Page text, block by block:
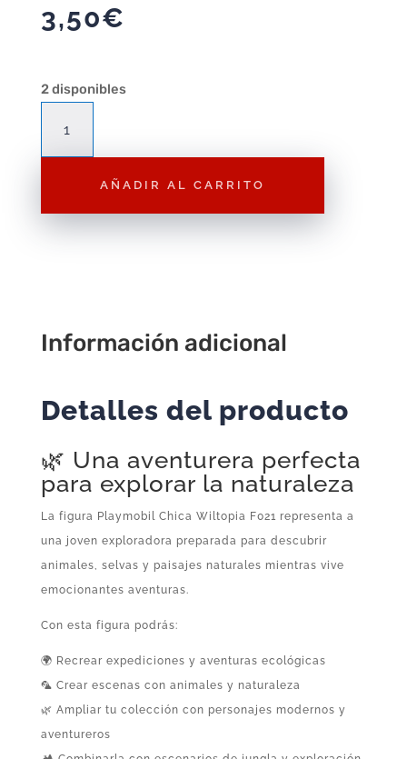
3,50€
2 disponibles
Playmobil
Chica
AÑADIR AL CARRITO
Información adicional
Detalles del producto
🌿 Una aventurera perfecta
para explorar la naturaleza
La figura Playmobil Chica Wiltopia F021 representa a
una joven exploradora preparada para descubrir
animales, selvas y paisajes naturales mientras vive
emocionantes aventuras.
Con esta figura podrás:
🌍 Recrear expediciones y aventuras ecológicas
🦜 Crear escenas con animales y naturaleza
🌿 Ampliar tu colección con personajes modernos y
aventureros